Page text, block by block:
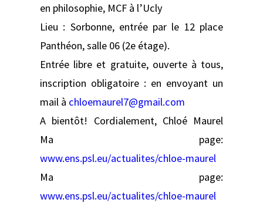
en philosophie, MCF à l’Ucly
Lieu : Sorbonne, entrée par le 12 place
Panthéon, salle 06 (2e étage).
Entrée libre et gratuite, ouverte à tous,
inscription obligatoire : en envoyant un
mail à chloemaurel7@gmail.com
A bientôt! Cordialement, Chloé Maurel
Ma page:
www.ens.psl.eu/actualites/chloe-maurel
Ma page:
www.ens.psl.eu/actualites/chloe-maurel